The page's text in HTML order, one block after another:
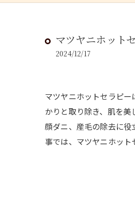
マツヤニホット
2024/12/17
マツヤニホットセラピ
かりと取り除き、肌を
顔ダニ、産毛の除去に
事では、マツヤニホット